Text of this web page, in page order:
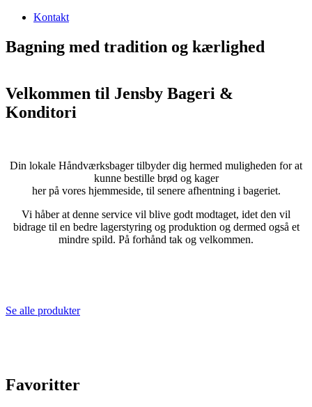
Kontakt
Bagning med tradition og kærlighed
Velkommen til Jensby Bageri &
Konditori
Din lokale Håndværksbager tilbyder dig hermed muligheden for at
kunne bestille brød og kager
her på vores hjemmeside, til senere afhentning i bageriet.
Vi håber at denne service vil blive godt modtaget, idet den vil
bidrage til en bedre lagerstyring og produktion og dermed også et
mindre spild. På forhånd tak og velkommen.
Se alle produkter
Favoritter